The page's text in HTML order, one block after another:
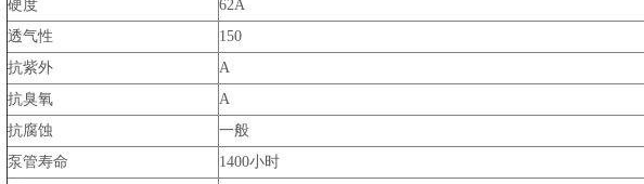
硬度
62A
透气性
150
抗紫外
A
抗臭氧
A
抗腐蚀
一般
泵管寿命
1400小时